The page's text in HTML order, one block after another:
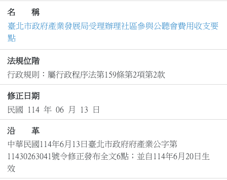
名 稱
臺北市政府產業發展局受理辦理社區參與公聽會費用收支要
點
法規位階
行政規則：屬行政程序法第159條第2項第2款
修正日期
民國 114 年 06 月 13 日
沿 革
中華民國114年6月13日臺北市政府府產業公字第
11430263041號令修正發布全文6點；並自114年6月20日生
效